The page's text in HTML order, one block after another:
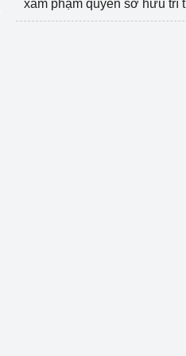
xâm phạm quyền sở hữu trí